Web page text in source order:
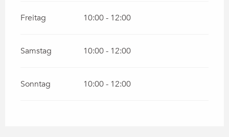
Freitag 10:00 - 12:00
Samstag 10:00 - 12:00
Sonntag 10:00 - 12:00